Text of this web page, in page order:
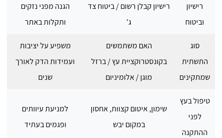
רישיון
וביטוח
רישיון קבלן רשום / ביטוח צד
ג'
הגנה מפני נזקים
ותקלות באתר
סוג
התשתית
שמתקינים
האם משתמשים
בקונסטרוקציית עץ / ברזל
מוגן / אלומיניום
משפיע על יציבות
ועמידות הדק לאורך
שנים
טיפול בעץ
לפני
ההתקנה
שימון, איטום קצוות, אחסון
במקום יבש
למניעת עיוותים
ופגמים בעתיד